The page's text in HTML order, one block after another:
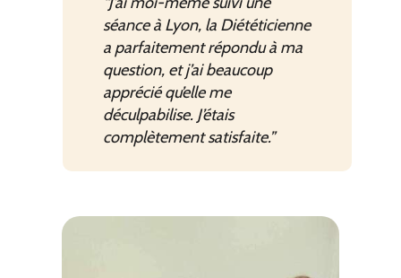
séance à Lyon, la Diététicienne
a parfaitement répondu à ma
question, et j’ai beaucoup
apprécié qu’elle me
déculpabilise. J’étais
complètement satisfaite.”